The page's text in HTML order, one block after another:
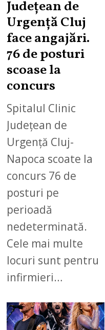
Județean de
Urgență Cluj
face angajări.
76 de posturi
scoase la
concurs
Spitalul Clinic
Județean de
Urgență Cluj-
Napoca scoate la
concurs 76 de
posturi pe
perioadă
nedeterminată.
Cele mai multe
locuri sunt pentru
infirmieri…